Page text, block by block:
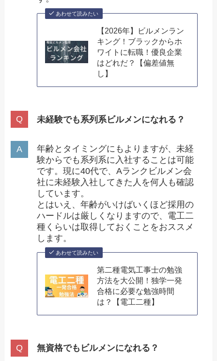
あわせて読みたい
【2026年】ビルメンラン
キング！ブラックからホ
ワイトに転職！優良企業
はどれだ？【偏差値無
し】
未経験でも系列系ビルメンになれる？
年齢とタイミングにもよりますが、未経
験からでも系列系に入社することは可能
です。現に40代で、Aランクビルメン会
社に未経験入社してきた人を何人も確認
しています。
とはいえ、年齢がいけばいくほど採用の
ハードルは厳しくなりますので、電工二
種くらいは取得しておくことをおススメ
します。
あわせて読みたい
第二種電気工事士の勉強
方法を大公開！独学一発
合格に必要な勉強時間
は？【電工二種】
無資格でもビルメンになれる？